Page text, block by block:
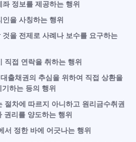
정보를 제공하는 행위
을 사칭하는 행위
을 전제로 사례나 보수를 요구하는
직접 연락을 취하는 행위
출채권의 추심을 위하여 직접 상환을
하는 등의 행위
절차에 따르지 아니하고 원리금수취권
권리를 양도하는 행위
서 정한 바에 어긋나는 행위